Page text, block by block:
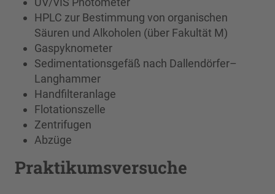
HPLC zur Bestimmung von organischen
Säuren und Alkoholen (über Fakultät M)
Gaspyknometer
Sedimentationsgefäß nach Dallendörfer–
Langhammer
Handfilteranlage
Flotationszelle
Zentrifugen
Abzüge
Praktikumsversuche